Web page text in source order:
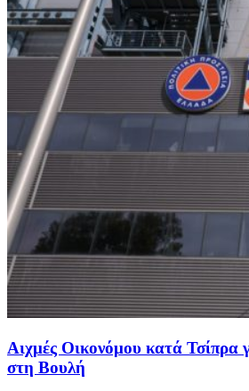
Αιχμές Οικονόμου κατά Τσίπρα
στη Βουλή